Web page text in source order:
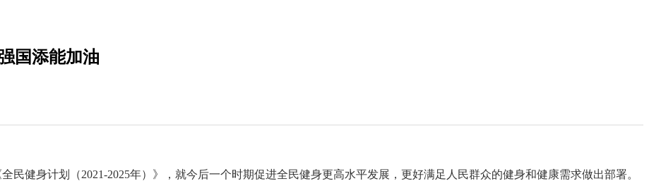
国添能加油
民健身计划（2021-2025年）》，就今后一个时期促进全民健身更高水平发展，更好满足人民群众的健身和健康需求做出部署。